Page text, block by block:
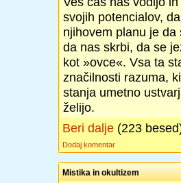
svojih potencialov,
njihovem planu je
da nas skrbi, da se
kot »ovce«. Vsa ta
značilnosti razuma,
stanja umetno
želijo.
Beri dalje (223
Dodaj komentar
Mistika in okultizem